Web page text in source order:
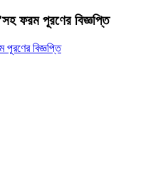
ফরম পূরণের বিজ্ঞপ্তি
বিজ্ঞপ্তি